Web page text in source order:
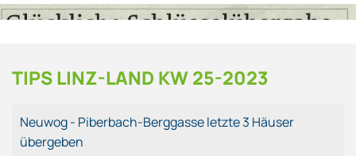
TIPS LINZ-LAND KW 25-2023
Neuwog - Piberbach-Berggasse letzte 3 Häuser
übergeben